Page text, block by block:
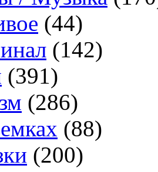
(44)
(142)
(391)
(286)
(88)
(200)